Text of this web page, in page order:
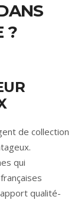
?
de collection
qui
qualité-